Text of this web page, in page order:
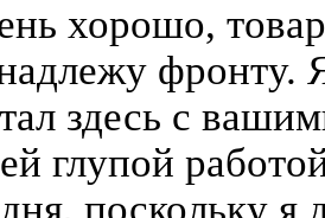
хорошо,
фронту.
здесь с
глупой